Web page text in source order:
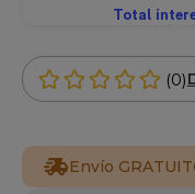
(0)
Envío